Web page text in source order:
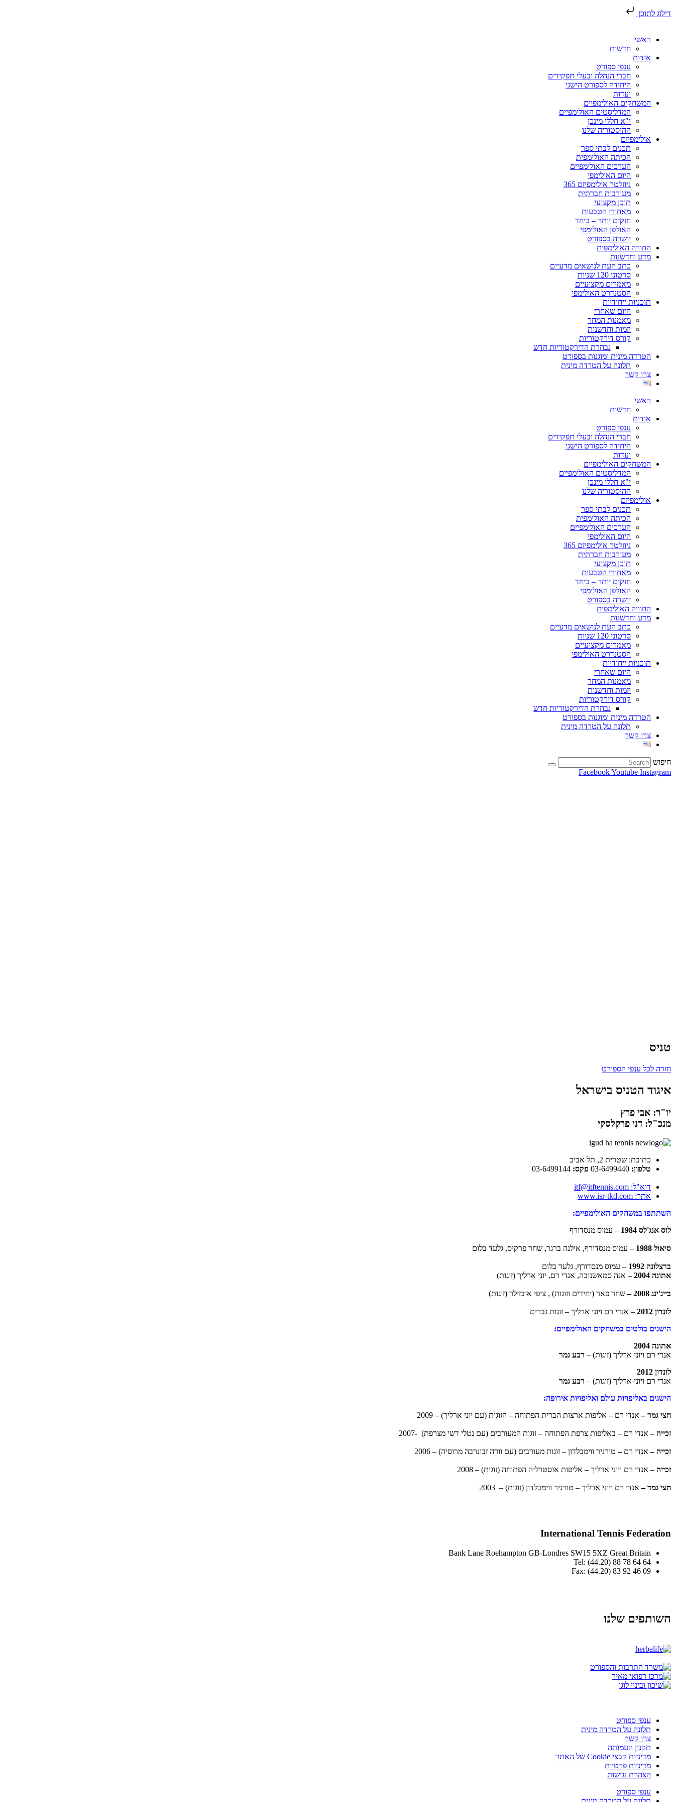
דילוג לתוכן
ראשי
חדשות
אודות
ענפי ספורט
חברי הנהלה ובעלי תפקידים
היחידה לספורט הישגי
ועדות
המשחקים האולימפיים
המדליסטים האולימפיים
י"א חללי מינכן
ההיסטוריה שלנו
אולימפיזם
תכנים לבתי ספר
הכיתה האולימפית
הערכים האולימפיים
היום האולימפי
ניוזלטר אולימפיזם 365
מעורבות חברתית
תוכן מקצועי
מאחורי הטבעות
חזקים יותר – ביחד
האולפן האולימפי
יושרה בספורט
החוויה האולימפית
מדע וחדשנות
כתב העת לנושאים מדעיים
סרטוני 120 שניות
מאמרים מקצועיים
הסטנדרט האולימפי
תוכניות ייחודיות
היום שאחרי
מאמנות המחר
יזמות וחדשנות
קורס דירקטוריות
נבחרת הדירקטוריות חדש
הטרדה מינית ומוגנות בספורט
תלונה על הטרדה מינית
צרו קשר
ראשי
חדשות
אודות
ענפי ספורט
חברי הנהלה ובעלי תפקידים
היחידה לספורט הישגי
ועדות
המשחקים האולימפיים
המדליסטים האולימפיים
י"א חללי מינכן
ההיסטוריה שלנו
אולימפיזם
תכנים לבתי ספר
הכיתה האולימפית
הערכים האולימפיים
היום האולימפי
ניוזלטר אולימפיזם 365
מעורבות חברתית
תוכן מקצועי
מאחורי הטבעות
חזקים יותר – ביחד
האולפן האולימפי
יושרה בספורט
החוויה האולימפית
מדע וחדשנות
כתב העת לנושאים מדעיים
סרטוני 120 שניות
מאמרים מקצועיים
הסטנדרט האולימפי
תוכניות ייחודיות
היום שאחרי
מאמנות המחר
יזמות וחדשנות
קורס דירקטוריות
נבחרת הדירקטוריות חדש
הטרדה מינית ומוגנות בספורט
תלונה על הטרדה מינית
צרו קשר
חיפוש
FacebookYoutube Instagram
טניס
חזרה לכל ענפי הספורט
איגוד הטניס בישראל
יו"ר: אבי פרץ
מנכ"ל: דני פרקלסקי
כתובת: שטרית 2, תל אביב
טלפון: 03-6499440 פקס: 03-6499144
דוא"ל: itf@itftennis.com
אתר: www.isr-tkd.com
השתתפו במשחקים האולימפיים:
לוס אנג'לס 1984
– עמוס מנסדורף
סיאול 1988 – עמוס מנסדורף, אילנה ברגר, שחר פרקיס, גלעד בלום
ברצלונה 1992
– עמוס מנסדורף, גלעד בלום
אתונה 2004
– אנה סמאשנובה, אנדי רם, יוני ארליך (זוגות)
בייג'ינג 2008 – שחר פאר (יחידים וזוגות) , ציפי אובזילר (זוגות)
לונדון 2012
– אנדי רם ויוני ארליך – זוגות גברים
הישגים בולטים במשחקים האולימפיים:
אתונה 2004
אנדי רם ויוני ארליך (זוגות) – רבע גמר
לונדון 2012
אנדי רם ויוני ארליך (זוגות) – רבע גמר
הישגים באליפויות עולם ואליפויות אירופה:
חצי גמר – אנדי רם – אליפות ארצות הברית הפתוחה – הזוגות (עם יוני ארליך) – 2009
זכייה – אנדי רם – באליפות צרפת הפתוחה – זוגות המעורבים (עם נטלי דשי מצרפת) -2007
זכייה – אנדי רם – טורניר ווימבלדון – זוגות מעורבים (עם וורה זבונרבה מרוסיה) – 2006
זכייה – אנדי רם ויוני ארליך – אליפות אוסטרליה הפתוחה (זוגות) – 2008
חצי גמר –אנדי רם ויוני ארליך – טורניר ווימבלדון (זוגות) – 2003
International Tennis Federation
Bank Lane Roehampton GB-Londres SW15 5XZ Great Britain
Tel: (44.20) 88 78 64 64
Fax: (44.20) 83 92 46 09
השותפים שלנו
ענפי ספורט
תלונה על הטרדה מינית
צרו קשר
תקנון העמותה
מדיניות קבצי Cookie של האתר
מדיניות פרטיות
הצהרת נגישות
ענפי ספורט